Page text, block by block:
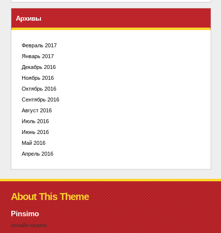
Архивы
Февраль 2017
Январь 2017
Декабрь 2016
Ноябрь 2016
Октябрь 2016
Сентябрь 2016
Август 2016
Июль 2016
Июнь 2016
Май 2016
Апрель 2016
About This Theme
Pinsimo
онлайн казино